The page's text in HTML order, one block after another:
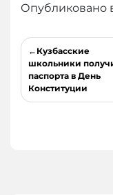
Опубликовано
Навигация
по
записям
Кузбасские
школьники
паспорта в День
Конституции